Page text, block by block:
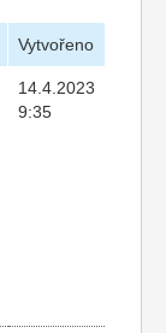
Vytvořeno
14.4.2023
9:35